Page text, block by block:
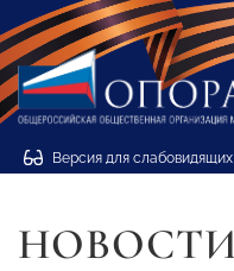
Версия для слабовидящих